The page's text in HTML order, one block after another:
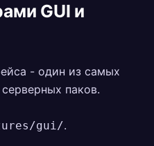
GUI и
- один из самых
паков.
gui/.